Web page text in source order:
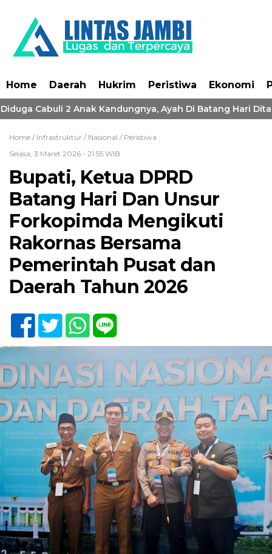
Home Daerah Hukrim Peristiwa Ekonomi
Cabuli 2 Anak Kandungnya, Ayah Di Batang Hari
Home / Infrastruktur / Nasional / Peristiwa
Selasa, 3 Maret 2026 - 21:55 WIB
Bupati, Ketua DPRD
Batang Hari Dan Unsur
Forkopimda Mengikuti
Rakornas Bersama
Pemerintah Pusat dan
Daerah Tahun 2026